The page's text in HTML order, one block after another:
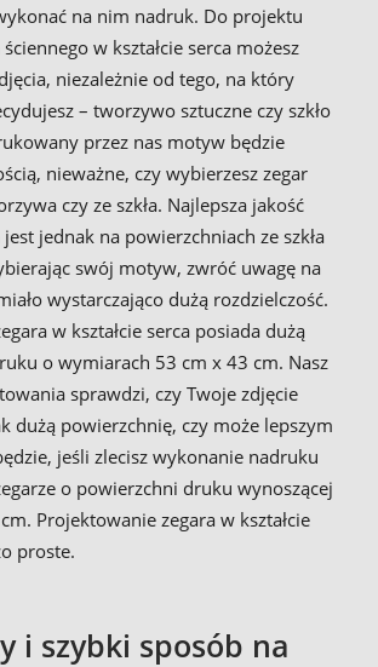
na nim nadruk. Do projektu
w kształcie serca możesz
niezależnie od tego, na który
– tworzywo sztuczne czy szkło
przez nas motyw będzie
nieważne, czy wybierzesz zegar
czy ze szkła. Najlepsza jakość
jednak na powierzchniach ze szkła
swój motyw, zwróć uwagę na
wystarczająco dużą rozdzielczość.
w kształcie serca posiada dużą
o wymiarach 53 cm x 43 cm. Nasz
sprawdzi, czy Twoje zdjęcie
dużą powierzchnię, czy może lepszym
jeśli zlecisz wykonanie nadruku
o powierzchni druku wynoszącej
Projektowanie zegara w kształcie
proste.
i szybki sposób na